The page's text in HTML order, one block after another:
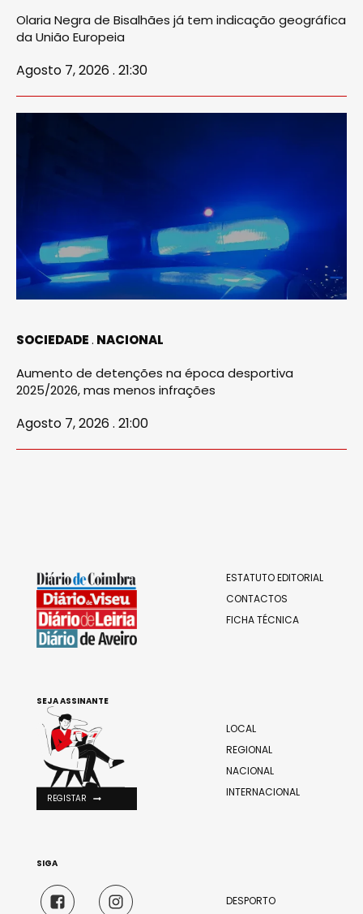
Olaria Negra de Bisalhães já tem indicação geográfica
da União Europeia
Agosto 7, 2026 . 21:30
SOCIEDADE NACIONAL
Aumento de detenções na época desportiva
2025/2026, mas menos infrações
Agosto 7, 2026 . 21:00
ESTATUTO EDITORIAL
CONTACTOS
FICHA TÉCNICA
LOCAL
REGIONAL
NACIONAL
INTERNACIONAL
DESPORTO
SEJA ASSINANTE
REGISTAR
SIGA